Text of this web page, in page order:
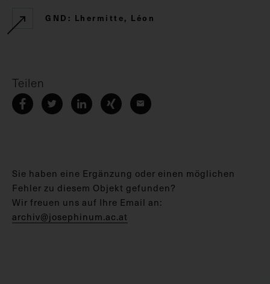
GND: Lhermitte, Léon
Teilen
Sie haben eine Ergänzung oder einen möglichen
Fehler zu diesem Objekt gefunden?
Wir freuen uns auf Ihre Email an:
archiv@josephinum.ac.at